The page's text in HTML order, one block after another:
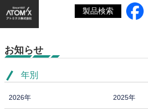
製品検索
ホーム» 中之条ビエンナーレワークシ
お知らせ
年別
2026年 2025年